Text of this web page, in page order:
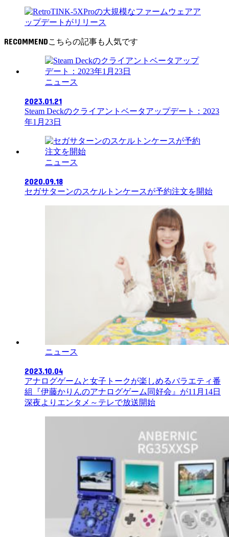
RECOMMEND
ニュース
2023.01.21
Steam Deckのクライアントベータアップデート：2023
年1月23日
ニュース
2020.09.18
セガサターンのスケルトンケースが予約注文を開始
ニュース
2023.10.04
アナログゲームと女子トークが楽しめるバラエティ番
組『伊藤かりんのアナログゲーム同好会』が11月14日
深夜よりエンタメ～テレで放送開始